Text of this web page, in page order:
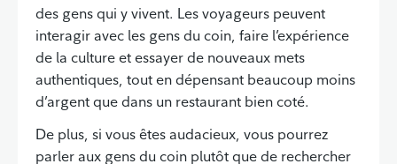
des gens qui y vivent. Les voyageurs peuvent
interagir avec les gens du coin, faire l’expérience
de la culture et essayer de nouveaux mets
authentiques, tout en dépensant beaucoup moins
d’argent que dans un restaurant bien coté.
De plus, si vous êtes audacieux, vous pourrez
parler aux gens du coin plutôt que de rechercher